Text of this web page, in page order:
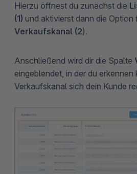
Hierzu öffnest du zunächst die
(1) und aktivierst dann die Option
Verkaufskanal (2).
Anschließend wird dir die Spalte
eingeblendet, in der du
Verkaufskanal sich dein Kunde